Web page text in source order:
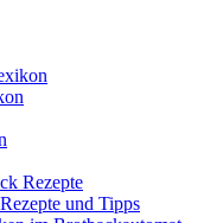
Rezepte
und Tipps